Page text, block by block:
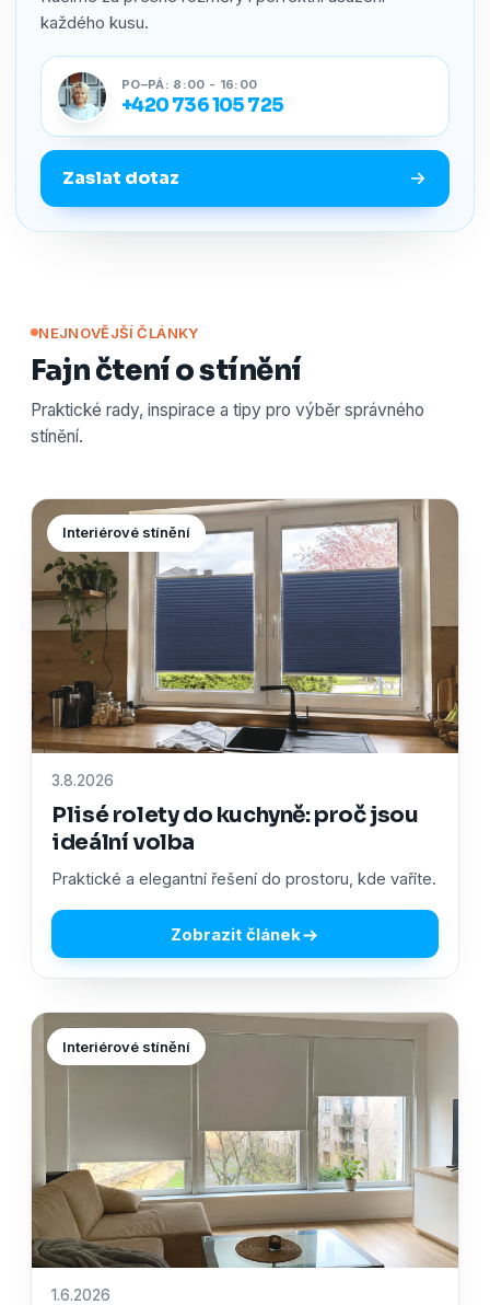
každého kusu.
PO–PÁ: 8:00 - 16:00
+420 736 105 725
Zaslat dotaz
NEJNOVĚJŠÍ ČLÁNKY
Fajn čtení o stínění
Praktické rady, inspirace a tipy pro výběr správného
stínění.
Interiérové stínění
3.8.2026
Plisé rolety do kuchyně: proč jsou
ideální volba
Praktické a elegantní řešení do prostoru, kde vaříte.
Zobrazit článek
Interiérové stínění
1.6.2026